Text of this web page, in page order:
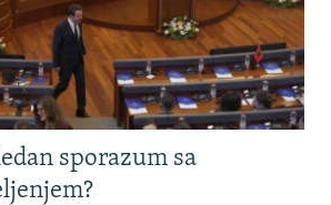
sporazum sa